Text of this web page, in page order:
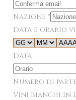
Nazione *
Data e orario
Data
Numero di
Vini bianchi in